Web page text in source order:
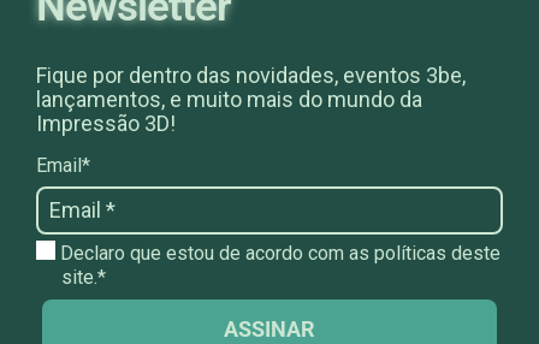
Fique por dentro das novidades, eventos 3be,
lançamentos, e muito mais do mundo da
Impressão 3D!
Email*
Declaro que estou de acordo com as políticas deste
site.*
ASSINAR